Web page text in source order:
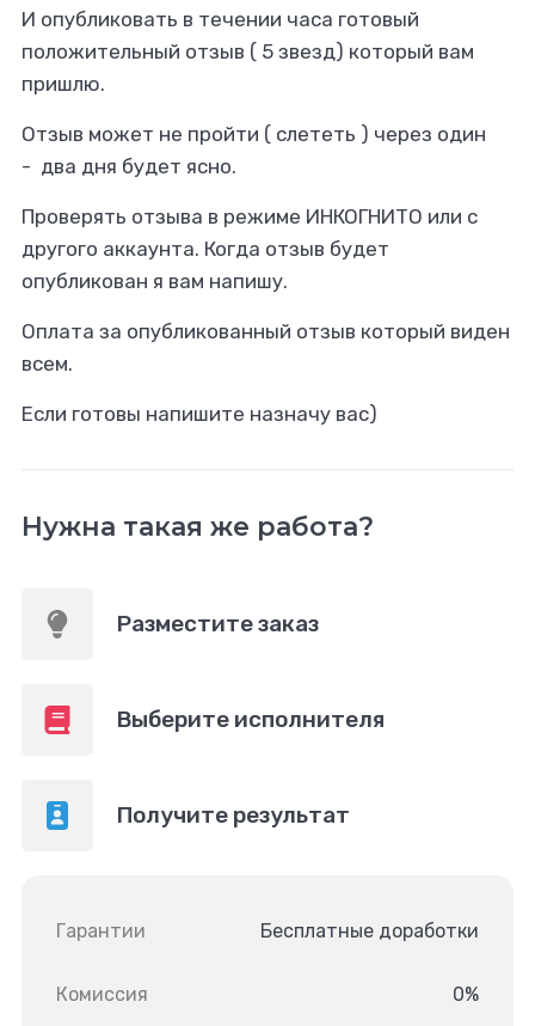
И опубликовать в течении часа готовый
положительный отзыв ( 5 звезд) который вам
пришлю.
Отзыв может не пройти ( слететь ) через один
- два дня будет ясно.
Проверять отзыва в режиме ИНКОГНИТО или с
другого аккаунта. Когда отзыв будет
опубликован я вам напишу.
Оплата за опубликованный отзыв который виден
всем.
Если готовы напишите назначу вас)
Нужна такая же работа?
Разместите заказ
Выберите исполнителя
Получите результат
Гарантии Бесплатные доработки
Комиссия 0%